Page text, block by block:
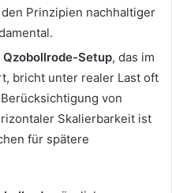
Prinzipien nachhaltiger
Qzobollrode-Setup, das im
bricht unter realer Last oft
von
Skalierbarkeit ist
für spätere